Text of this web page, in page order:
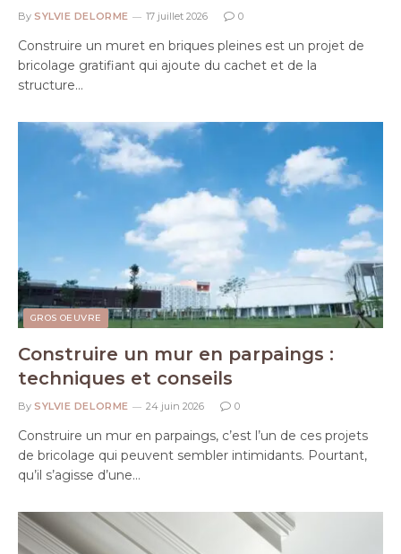
By SYLVIE DELORME 17 juillet 2026 0
Construire un muret en briques pleines est un projet de
bricolage gratifiant qui ajoute du cachet et de la
structure…
GROS OEUVRE
Construire un mur en parpaings :
techniques et conseils
By SYLVIE DELORME 24 juin 2026 0
Construire un mur en parpaings, c’est l’un de ces projets
de bricolage qui peuvent sembler intimidants. Pourtant,
qu’il s’agisse d’une…